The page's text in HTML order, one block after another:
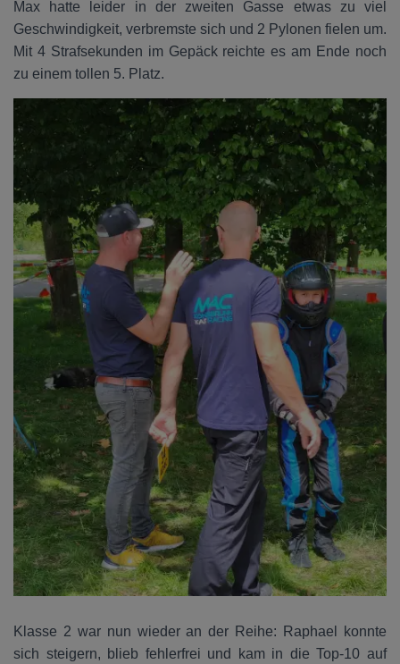
Max hatte leider in der zweiten Gasse etwas zu viel
Geschwindigkeit, verbremste sich und 2 Pylonen fielen um.
Mit 4 Strafsekunden im Gepäck reichte es am Ende noch
zu einem tollen 5. Platz.
Klasse 2 war nun wieder an der Reihe: Raphael konnte
sich steigern, blieb fehlerfrei und kam in die Top-10 auf